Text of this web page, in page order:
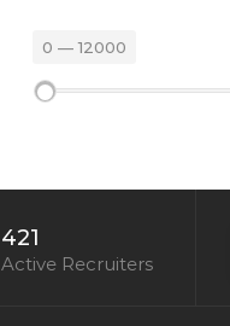
0 —12000
421
Active Recruiters